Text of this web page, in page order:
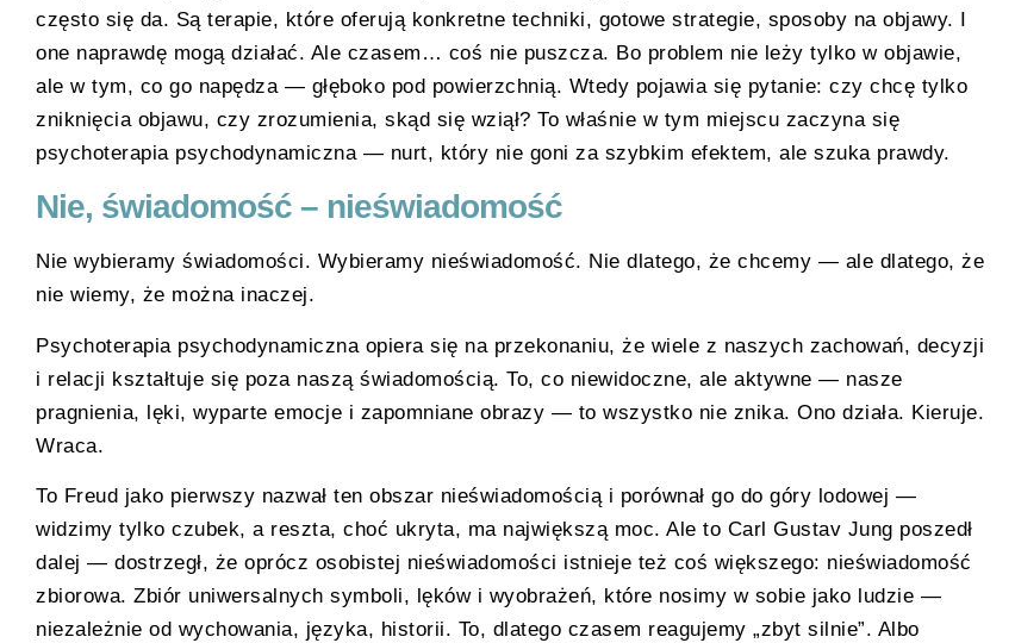
często się da. Są terapie, które oferują konkretne techniki, gotowe strategie, sposoby na objawy. I
one naprawdę mogą działać. Ale czasem… coś nie puszcza. Bo problem nie leży tylko w objawie,
ale w tym, co go napędza — głęboko pod powierzchnią. Wtedy pojawia się pytanie: czy chcę tylko
zniknięcia objawu, czy zrozumienia, skąd się wziął? To właśnie w tym miejscu zaczyna się
psychoterapia psychodynamiczna — nurt, który nie goni za szybkim efektem, ale szuka prawdy.
Nie, świadomość – nieświadomość
Nie wybieramy świadomości. Wybieramy nieświadomość. Nie dlatego, że chcemy — ale dlatego, że
nie wiemy, że można inaczej.
Psychoterapia psychodynamiczna opiera się na przekonaniu, że wiele z naszych zachowań, decyzji
i relacji kształtuje się poza naszą świadomością. To, co niewidoczne, ale aktywne — nasze
pragnienia, lęki, wyparte emocje i zapomniane obrazy — to wszystko nie znika. Ono działa. Kieruje.
Wraca.
To Freud jako pierwszy nazwał ten obszar nieświadomością i porównał go do góry lodowej —
widzimy tylko czubek, a reszta, choć ukryta, ma największą moc. Ale to Carl Gustav Jung poszedł
dalej — dostrzegł, że oprócz osobistej nieświadomości istnieje też coś większego: nieświadomość
zbiorowa. Zbiór uniwersalnych symboli, lęków i wyobrażeń, które nosimy w sobie jako ludzie —
niezależnie od wychowania, języka, historii. To, dlatego czasem reagujemy „zbyt silnie”. Albo